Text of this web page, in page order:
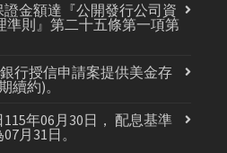
金額達『公開發行公司資
準則』第二十五條第一項第
行授信申請案提供美金存
續約)。
年06月30日， 配息基準
月31日。